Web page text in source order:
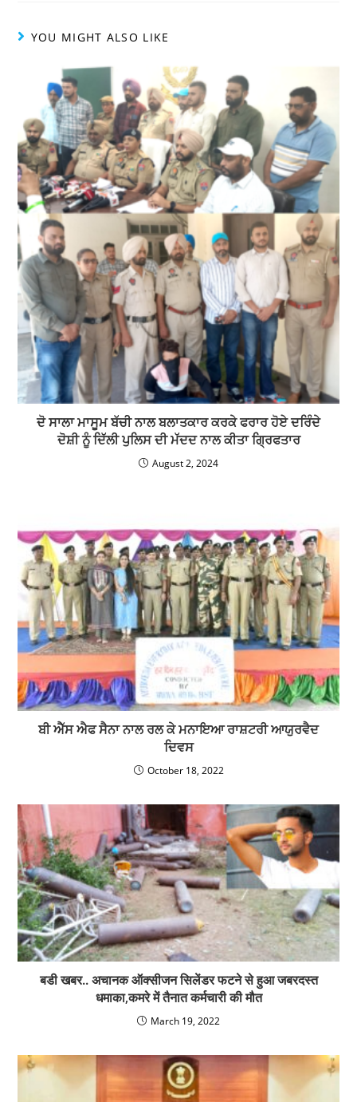
YOU MIGHT ALSO LIKE
ਦੋ ਸਾਲਾ ਮਾਸੂਮ ਬੱਚੀ ਨਾਲ ਬਲਾਤਕਾਰ ਕਰਕੇ ਫਰਾਰ ਹੋਏ ਦਰਿੰਦੇ
ਦੋਸ਼ੀ ਨੂੰ ਦਿੱਲੀ ਪੁਲਿਸ ਦੀ ਮੱਦਦ ਨਾਲ ਕੀਤਾ ਗ੍ਰਿਫਤਾਰ
August 2, 2024
ਬੀ ਐੱਸ ਐਫ ਸੈਨਾ ਨਾਲ ਰਲ ਕੇ ਮਨਾਇਆ ਰਾਸ਼ਟਰੀ ਆਯੁਰਵੈਦ
ਦਿਵਸ
October 18, 2022
बडी खबर.. अचानक ऑक्सीजन सिलेंडर फटने से हुआ जबरदस्त
धमाका,कमरे में तैनात कर्मचारी की मौत
March 19, 2022